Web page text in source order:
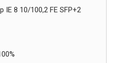
IE 8 10/100,2 FE SFP+2